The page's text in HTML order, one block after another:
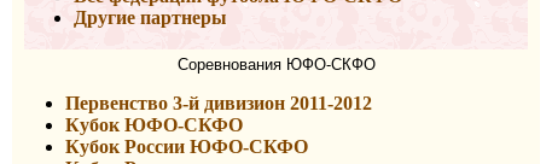
Другие партнеры
Соревнования ЮФО-СКФО
Первенство 3-й дивизион 2011-2012
Кубок ЮФО-СКФО
Кубок России ЮФО-СКФО